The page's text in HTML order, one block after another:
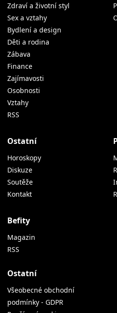
Zdraví a životní styl
Sex a vztahy
Bydlení a design
Děti a rodina
Zábava
Finance
Zajímavosti
Osobnosti
Vztahy
RSS
Ostatní
Horoskopy
Diskuze
Soutěže
Kontakt
Befity
Magazin
RSS
Ostatní
Všeobecné obchodní
podmínky - GDPR